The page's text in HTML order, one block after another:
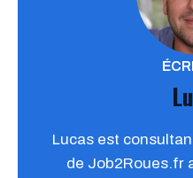
Lucas est
de Job2Roues.fr